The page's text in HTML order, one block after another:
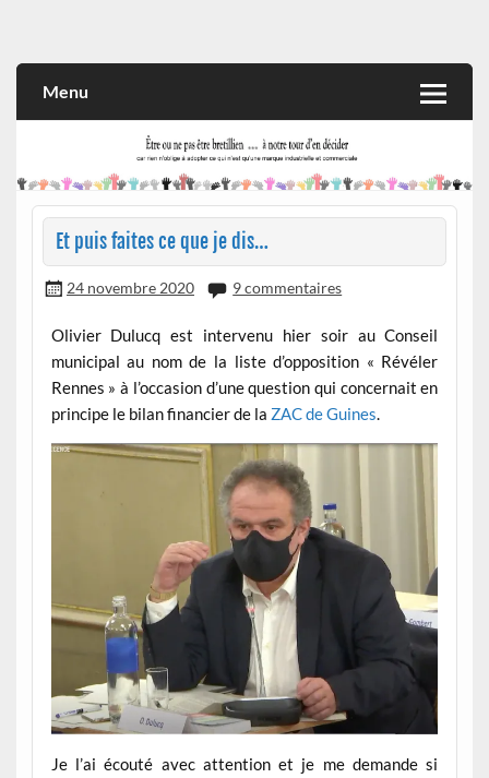
et commerciale
Menu
Et puis faites ce que je dis…
24 novembre 2020 9 commentaires
Olivier Dulucq est intervenu hier soir au Conseil
municipal au nom de la liste d’opposition « Révéler
Rennes » à l’occasion d’une question qui concernait en
principe le bilan financier de la ZAC de Guines.
Je l’ai écouté avec attention et je me demande si